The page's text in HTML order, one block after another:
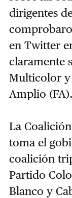
dirigentes
en Twitter
claramente
Multicolor y
Amplio (FA).
La
toma el
coalición
Partido
Blanco y